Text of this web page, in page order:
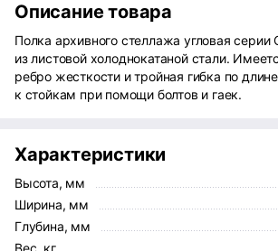
Описание товара
Полка архивного стеллажа угловая серии
из листовой холоднокатаной стали.
ребро жесткости и тройная гибка по
к стойкам при помощи болтов и гаек.
Характеристики
Высота, мм
Ширина, мм
Глубина, мм
Вес, кг